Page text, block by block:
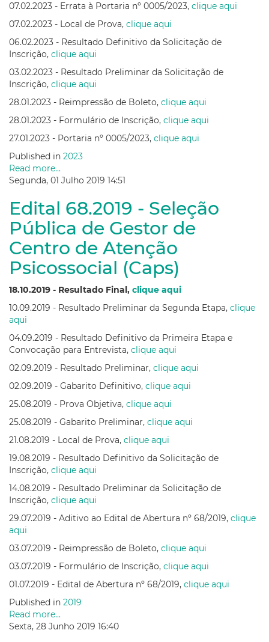
07.02.2023 - Errata à Portaria nº 0005/2023, clique aqui
07.02.2023 - Local de Prova, clique aqui
06.02.2023 - Resultado Definitivo da Solicitação de
Inscrição, clique aqui
03.02.2023 - Resultado Preliminar da Solicitação de
Inscrição, clique aqui
28.01.2023 - Reimpressão de Boleto, clique aqui
28.01.2023 - Formulário de Inscrição, clique aqui
27.01.2023 - Portaria nº 0005/2023, clique aqui
Published in 2023
Read more...
Segunda, 01 Julho 2019 14:51
Edital 68.2019 - Seleção
Pública de Gestor de
Centro de Atenção
Psicossocial (Caps)
18.10.2019 - Resultado Final, clique aqui
10.09.2019 - Resultado Preliminar da Segunda Etapa, clique
aqui
04.09.2019 - Resultado Definitivo da Primeira Etapa e
Convocação para Entrevista, clique aqui
02.09.2019 - Resultado Preliminar, clique aqui
02.09.2019 - Gabarito Definitivo, clique aqui
25.08.2019 - Prova Objetiva, clique aqui
25.08.2019 - Gabarito Preliminar, clique aqui
21.08.2019 - Local de Prova, clique aqui
19.08.2019 - Resultado Definitivo da Solicitação de
Inscrição, clique aqui
14.08.2019 - Resultado Preliminar da Solicitação de
Inscrição, clique aqui
29.07.2019 - Aditivo ao Edital de Abertura nº 68/2019, clique
aqui
03.07.2019 - Reimpressão de Boleto, clique aqui
03.07.2019 - Formulário de Inscrição, clique aqui
01.07.2019 - Edital de Abertura nº 68/2019, clique aqui
Published in 2019
Read more...
Sexta, 28 Junho 2019 16:40